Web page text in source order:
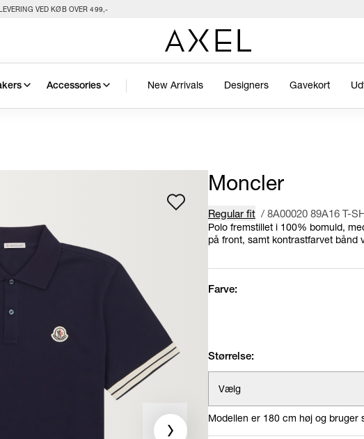
VED KØB OVER 499,-
Accessories New Arrivals Designers Gavekort
Moncler
Regular fit / 8A00020 89A16 T-
Polo fremstillet i 100% bomuld,
på front, samt kontrastfarvet bånd
Farve:
Størrelse:
Vælg
Modellen er 180 cm høj og bruger